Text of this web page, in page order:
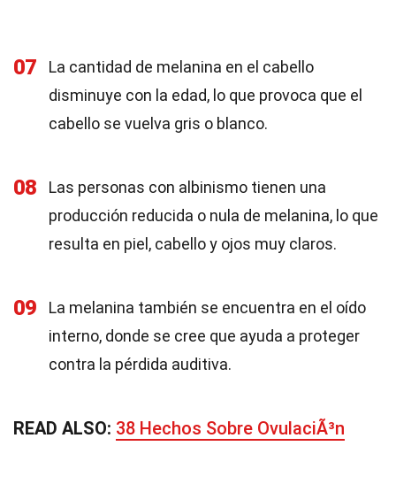
07
La cantidad de melanina en el cabello
disminuye con la edad, lo que provoca que el
cabello se vuelva gris o blanco.
08
Las personas con albinismo tienen una
producción reducida o nula de melanina, lo que
resulta en piel, cabello y ojos muy claros.
09
La melanina también se encuentra en el oído
interno, donde se cree que ayuda a proteger
contra la pérdida auditiva.
READ ALSO: 38 Hechos Sobre OvulaciÃ³n